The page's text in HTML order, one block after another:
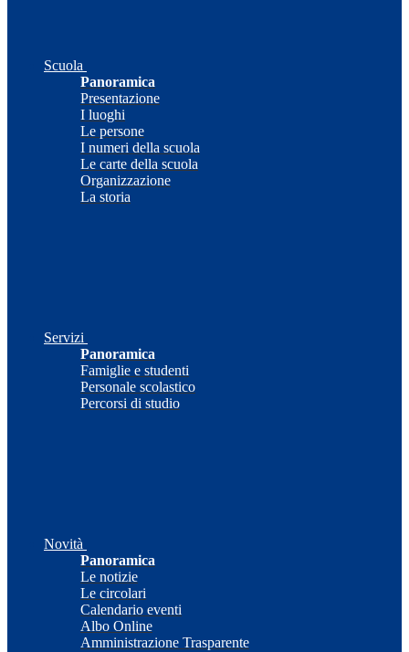
Scuola
Panoramica
Presentazione
I luoghi
Le persone
I numeri della scuola
Le carte della scuola
Organizzazione
La storia
Servizi
Panoramica
Famiglie e studenti
Personale scolastico
Percorsi di studio
Novità
Panoramica
Le notizie
Le circolari
Calendario eventi
Albo Online
Amministrazione Trasparente